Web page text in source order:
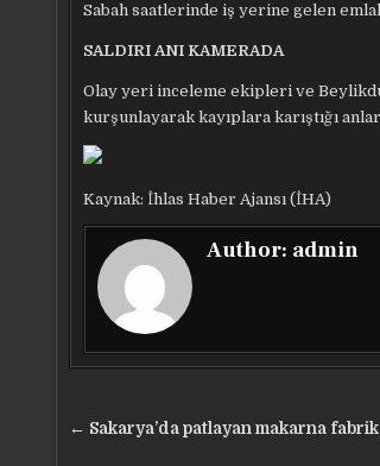
Sabah saatlerinde iş yerine gelen
SALDIRI ANI KAMERADA
Olay yeri inceleme ekipleri ve
kurşunlayarak kayıplara karıştığı
Kaynak: İhlas Haber Ajansı (İHA)
Author: admin
Yazı
← Sakarya’da patlayan makarna